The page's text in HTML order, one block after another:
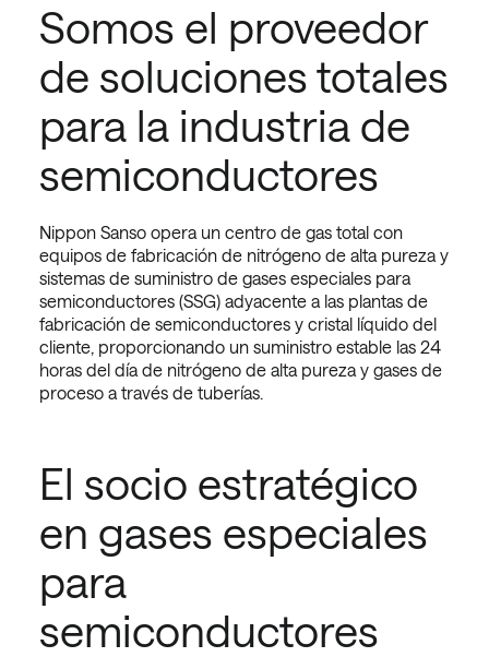
Somos el proveedor
de soluciones totales
para la industria de
semiconductores
Nippon Sanso opera un centro de gas total con
equipos de fabricación de nitrógeno de alta pureza y
sistemas de suministro de gases especiales para
semiconductores (SSG) adyacente a las plantas de
fabricación de semiconductores y cristal líquido del
cliente, proporcionando un suministro estable las 24
horas del día de nitrógeno de alta pureza y gases de
proceso a través de tuberías.
El socio estratégico
en gases especiales
para
semiconductores